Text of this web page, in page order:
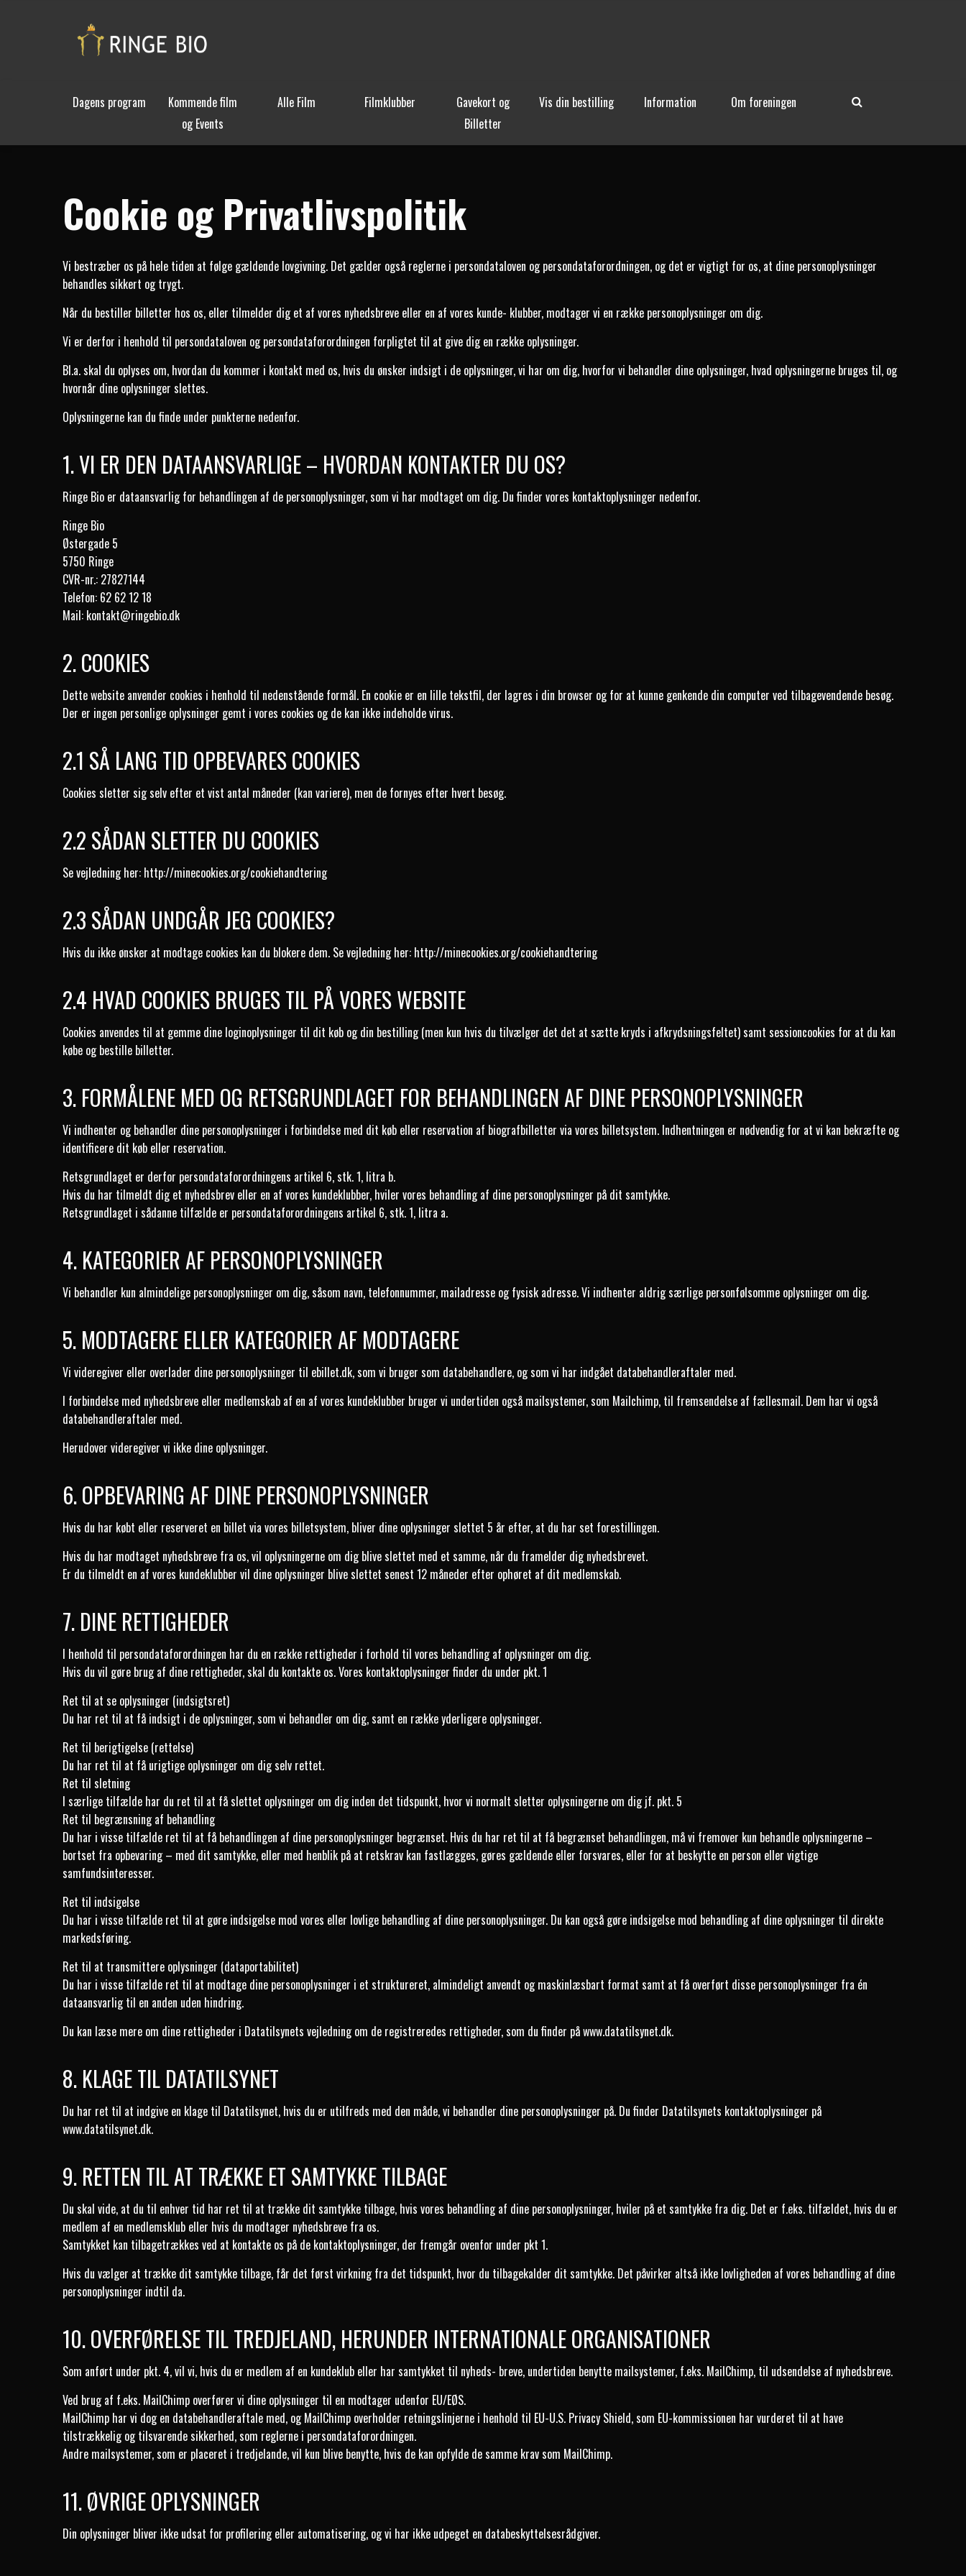
Dagens program
Kommende film
og Events
Alle Film Filmklubber
Gavekort og
Billetter
Vis din bestilling Information Om foreningen
Cookie og Privatlivspolitik
Vi bestræber os på hele tiden at følge gældende lovgivning. Det gælder også reglerne i persondataloven og persondataforordningen, og det er vigtigt for os, at dine personoplysninger
behandles sikkert og trygt.
Når du bestiller billetter hos os, eller tilmelder dig et af vores nyhedsbreve eller en af vores kunde- klubber, modtager vi en række personoplysninger om dig.
Vi er derfor i henhold til persondataloven og persondataforordningen forpligtet til at give dig en række oplysninger.
Bl.a. skal du oplyses om, hvordan du kommer i kontakt med os, hvis du ønsker indsigt i de oplysninger, vi har om dig, hvorfor vi behandler dine oplysninger, hvad oplysningerne bruges til, og
hvornår dine oplysninger slettes.
Oplysningerne kan du finde under punkterne nedenfor.
1. VI ER DEN DATAANSVARLIGE – HVORDAN KONTAKTER DU OS?
Ringe Bio er dataansvarlig for behandlingen af de personoplysninger, som vi har modtaget om dig. Du finder vores kontaktoplysninger nedenfor.
Ringe Bio
Østergade 5
5750 Ringe
CVR-nr.: 27827144
Telefon: 62 62 12 18
Mail: kontakt@ringebio.dk
2. COOKIES
Dette website anvender cookies i henhold til nedenstående formål. En cookie er en lille tekstfil, der lagres i din browser og for at kunne genkende din computer ved tilbagevendende besøg.
Der er ingen personlige oplysninger gemt i vores cookies og de kan ikke indeholde virus.
2.1 SÅ LANG TID OPBEVARES COOKIES
Cookies sletter sig selv efter et vist antal måneder (kan variere), men de fornyes efter hvert besøg.
2.2 SÅDAN SLETTER DU COOKIES
Se vejledning her: http://minecookies.org/cookiehandtering
2.3 SÅDAN UNDGÅR JEG COOKIES?
Hvis du ikke ønsker at modtage cookies kan du blokere dem. Se vejledning her: http://minecookies.org/cookiehandtering
2.4 HVAD COOKIES BRUGES TIL PÅ VORES WEBSITE
Cookies anvendes til at gemme dine loginoplysninger til dit køb og din bestilling (men kun hvis du tilvælger det det at sætte kryds i afkrydsningsfeltet) samt sessioncookies for at du kan
købe og bestille billetter.
3. FORMÅLENE MED OG RETSGRUNDLAGET FOR BEHANDLINGEN AF DINE PERSONOPLYSNINGER
Vi indhenter og behandler dine personoplysninger i forbindelse med dit køb eller reservation af biografbilletter via vores billetsystem. Indhentningen er nødvendig for at vi kan bekræfte og
identificere dit køb eller reservation.
Retsgrundlaget er derfor persondataforordningens artikel 6, stk. 1, litra b.
Hvis du har tilmeldt dig et nyhedsbrev eller en af vores kundeklubber, hviler vores behandling af dine personoplysninger på dit samtykke.
Retsgrundlaget i sådanne tilfælde er persondataforordningens artikel 6, stk. 1, litra a.
4. KATEGORIER AF PERSONOPLYSNINGER
Vi behandler kun almindelige personoplysninger om dig, såsom navn, telefonnummer, mailadresse og fysisk adresse. Vi indhenter aldrig særlige personfølsomme oplysninger om dig.
5. MODTAGERE ELLER KATEGORIER AF MODTAGERE
Vi videregiver eller overlader dine personoplysninger til ebillet.dk, som vi bruger som databehandlere, og som vi har indgået databehandleraftaler med.
I forbindelse med nyhedsbreve eller medlemskab af en af vores kundeklubber bruger vi undertiden også mailsystemer, som Mailchimp, til fremsendelse af fællesmail. Dem har vi også
databehandleraftaler med.
Herudover videregiver vi ikke dine oplysninger.
6. OPBEVARING AF DINE PERSONOPLYSNINGER
Hvis du har købt eller reserveret en billet via vores billetsystem, bliver dine oplysninger slettet 5 år efter, at du har set forestillingen.
Hvis du har modtaget nyhedsbreve fra os, vil oplysningerne om dig blive slettet med et samme, når du framelder dig nyhedsbrevet.
Er du tilmeldt en af vores kundeklubber vil dine oplysninger blive slettet senest 12 måneder efter ophøret af dit medlemskab.
7. DINE RETTIGHEDER
I henhold til persondataforordningen har du en række rettigheder i forhold til vores behandling af oplysninger om dig.
Hvis du vil gøre brug af dine rettigheder, skal du kontakte os. Vores kontaktoplysninger finder du under pkt. 1
Ret til at se oplysninger (indsigtsret)
Du har ret til at få indsigt i de oplysninger, som vi behandler om dig, samt en række yderligere oplysninger.
Ret til berigtigelse (rettelse)
Du har ret til at få urigtige oplysninger om dig selv rettet.
Ret til sletning
I særlige tilfælde har du ret til at få slettet oplysninger om dig inden det tidspunkt, hvor vi normalt sletter oplysningerne om dig jf. pkt. 5
Ret til begrænsning af behandling
Du har i visse tilfælde ret til at få behandlingen af dine personoplysninger begrænset. Hvis du har ret til at få begrænset behandlingen, må vi fremover kun behandle oplysningerne –
bortset fra opbevaring – med dit samtykke, eller med henblik på at retskrav kan fastlægges, gøres gældende eller forsvares, eller for at beskytte en person eller vigtige
samfundsinteresser.
Ret til indsigelse
Du har i visse tilfælde ret til at gøre indsigelse mod vores eller lovlige behandling af dine personoplysninger. Du kan også gøre indsigelse mod behandling af dine oplysninger til direkte
markedsføring.
Ret til at transmittere oplysninger (dataportabilitet)
Du har i visse tilfælde ret til at modtage dine personoplysninger i et struktureret, almindeligt anvendt og maskinlæsbart format samt at få overført disse personoplysninger fra én
dataansvarlig til en anden uden hindring.
Du kan læse mere om dine rettigheder i Datatilsynets vejledning om de registreredes rettigheder, som du finder påwww.datatilsynet.dk.
8. KLAGE TIL DATATILSYNET
Du har ret til at indgive en klage til Datatilsynet, hvis du er utilfreds med den måde, vi behandler dine personoplysninger på. Du finder Datatilsynets kontaktoplysninger på
www.datatilsynet.dk.
9. RETTEN TIL AT TRÆKKE ET SAMTYKKE TILBAGE
Du skal vide, at du til enhver tid har ret til at trække dit samtykke tilbage, hvis vores behandling af dine personoplysninger, hviler på et samtykke fra dig. Det er f.eks. tilfældet, hvis du er
medlem af en medlemsklub eller hvis du modtager nyhedsbreve fra os.
Samtykket kan tilbagetrækkes ved at kontakte os på de kontaktoplysninger, der fremgår ovenfor under pkt 1.
Hvis du vælger at trække dit samtykke tilbage, får det først virkning fra det tidspunkt, hvor du tilbagekalder dit samtykke. Det påvirker altså ikke lovligheden af vores behandling af dine
personoplysninger indtil da.
10. OVERFØRELSE TIL TREDJELAND, HERUNDER INTERNATIONALE ORGANISATIONER
Som anført under pkt. 4, vil vi, hvis du er medlem af en kundeklub eller har samtykket til nyheds- breve, undertiden benytte mailsystemer, f.eks. MailChimp, til udsendelse af nyhedsbreve.
Ved brug af f.eks. MailChimp overfører vi dine oplysninger til en modtager udenfor EU/EØS.
MailChimp har vi dog en databehandleraftale med, og MailChimp overholder retningslinjerne i henhold til EU-U.S. Privacy Shield, som EU-kommissionen har vurderet til at have
tilstrækkelig og tilsvarende sikkerhed, som reglerne i persondataforordningen.
Andre mailsystemer, som er placeret i tredjelande, vil kun blive benytte, hvis de kan opfylde de samme krav som MailChimp.
11. ØVRIGE OPLYSNINGER
Din oplysninger bliver ikke udsat for profilering eller automatisering, og vi har ikke udpeget en databeskyttelsesrådgiver.